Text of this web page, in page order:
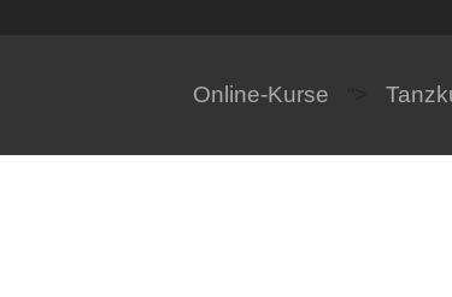
Online-Kurse